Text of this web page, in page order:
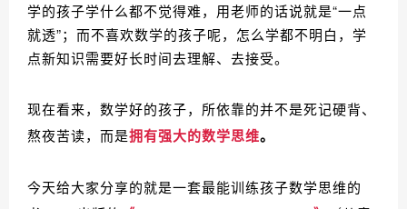
学的孩子学什么都不觉得难，用老师的话说就是“一点
就透”；而不喜欢数学的孩子呢，怎么学都不明白，学
点新知识需要好长时间去理解、去接受。
现在看来，数学好的孩子，所依靠的并不是死记硬背、
熬夜苦读，而是拥有强大的数学思维。
今天给大家分享的就是一套最能训练孩子数学思维的